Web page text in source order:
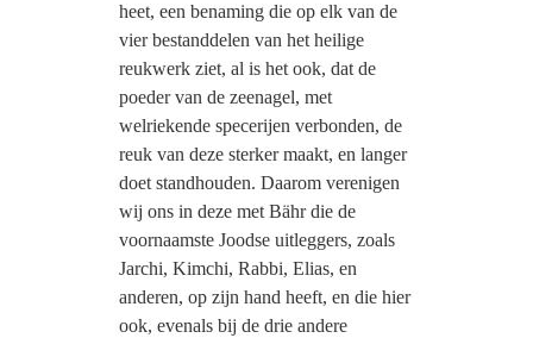
heet, een benaming die op elk van de
vier bestanddelen van het heilige
reukwerk ziet, al is het ook, dat de
poeder van de zeenagel, met
welriekende specerijen verbonden, de
reuk van deze sterker maakt, en langer
doet standhouden. Daarom verenigen
wij ons in deze met Bähr die de
voornaamste Joodse uitleggers, zoals
Jarchi, Kimchi, Rabbi, Elias, en
anderen, op zijn hand heeft, en die hier
ook, evenals bij de drie andere